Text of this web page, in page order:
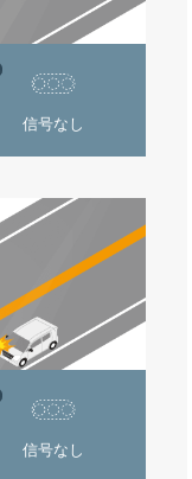
信号なし
信号なし